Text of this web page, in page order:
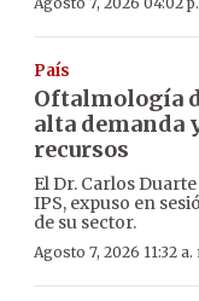
País
Oftalmología
alta demanda
recursos
El Dr. Carlos
IPS, expuso en
de su sector.
Agosto 7, 2026 11:32 a.